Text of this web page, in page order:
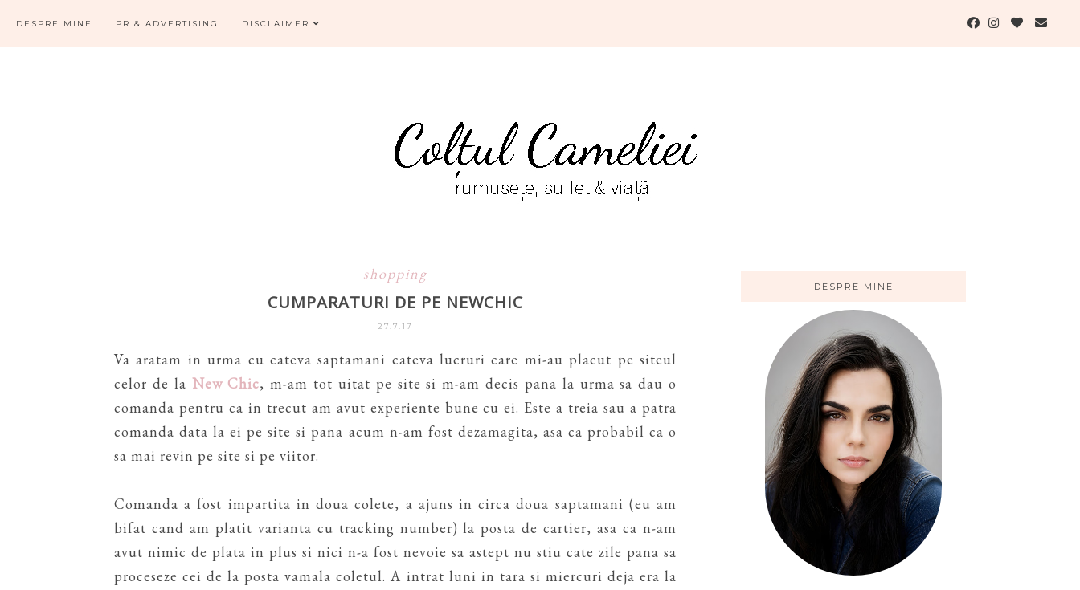
DESPRE MINE PR & ADVERTISING DISCLAIMER
shopping
CUMPARATURI DE PE NEWCHIC
27.7.17
Va aratam in urma cu cateva saptamani cateva lucruri care mi-au placut pe siteul
celor de la New Chic, m-am tot uitat pe site si m-am decis pana la urma sa dau o
comanda pentru ca in trecut am avut experiente bune cu ei. Este a treia sau a patra
comanda data la ei pe site si pana acum n-am fost dezamagita, asa ca probabil ca o
sa mai revin pe site si pe viitor.
Comanda a fost impartita in doua colete, a ajuns in circa doua saptamani (eu am
bifat cand am platit varianta cu tracking number) la posta de cartier, asa ca n-am
avut nimic de plata in plus si nici n-a fost nevoie sa astept nu stiu cate zile pana sa
proceseze cei de la posta vamala coletul. A intrat luni in tara si miercuri deja era la
DESPRE MINE